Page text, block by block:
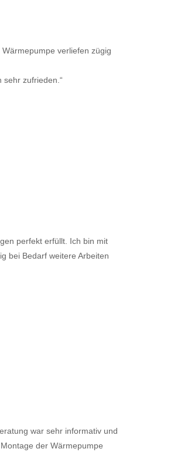
verliefen zügig
zufrieden.“
perfekt erfüllt. Ich bin mit
bei Bedarf weitere Arbeiten
war sehr informativ und
der Wärmepumpe